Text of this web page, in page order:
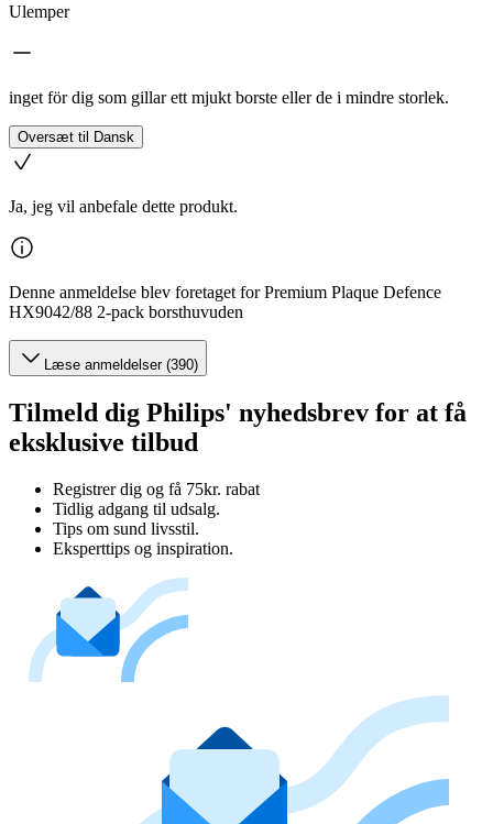
Ulemper
inget för dig som gillar ett mjukt borste eller de i mindre storlek.
Oversæt til Dansk
Ja, jeg vil anbefale dette produkt.
Denne anmeldelse blev foretaget for Premium Plaque Defence
HX9042/88 2-pack borsthuvuden
Læse anmeldelser (390)
Tilmeld dig Philips' nyhedsbrev for at få
eksklusive tilbud
Registrer dig og få 75kr. rabat
Tidlig adgang til udsalg.
Tips om sund livsstil.
Eksperttips og inspiration.